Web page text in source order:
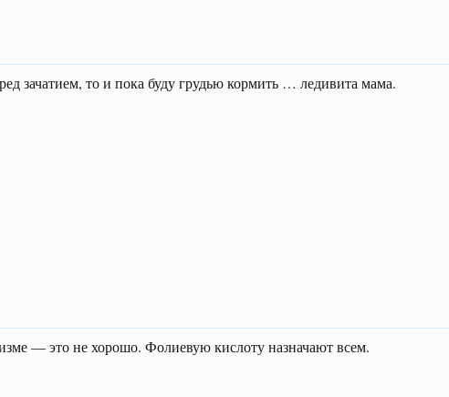
зачатием, то и пока буду грудью кормить … ледивита мама.
— это не хорошо. Фолиевую кислоту назначают всем.